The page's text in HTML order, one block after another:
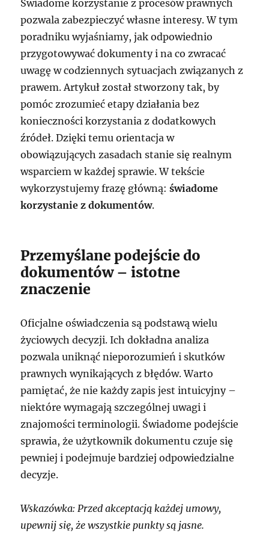
Świadome korzystanie z procesów prawnych
pozwala zabezpieczyć własne interesy. W tym
poradniku wyjaśniamy, jak odpowiednio
przygotowywać dokumenty i na co zwracać
uwagę w codziennych sytuacjach związanych z
prawem. Artykuł został stworzony tak, by
pomóc zrozumieć etapy działania bez
konieczności korzystania z dodatkowych
źródeł. Dzięki temu orientacja w
obowiązujących zasadach stanie się realnym
wsparciem w każdej sprawie. W tekście
wykorzystujemy frazę główną:świadome
korzystanie z dokumentów.
Przemyślane podejście do
dokumentów – istotne
znaczenie
Oficjalne oświadczenia są podstawą wielu
życiowych decyzji. Ich dokładna analiza
pozwala uniknąć nieporozumień i skutków
prawnych wynikających z błędów. Warto
pamiętać, że nie każdy zapis jest intuicyjny –
niektóre wymagają szczególnej uwagi i
znajomości terminologii. Świadome podejście
sprawia, że użytkownik dokumentu czuje się
pewniej i podejmuje bardziej odpowiedzialne
decyzje.
Wskazówka: Przed akceptacją każdej umowy,
upewnij się, że wszystkie punkty są jasne.